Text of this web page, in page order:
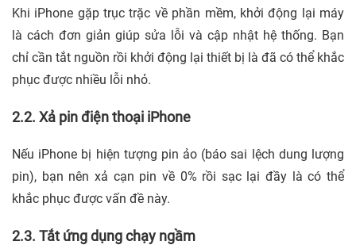
Khi iPhone gặp trục trặc về phần mềm, khởi động lại máy
là cách đơn giản giúp sửa lỗi và cập nhật hệ thống. Bạn
chỉ cần tắt nguồn rồi khởi động lại thiết bị là đã có thể khắc
phục được nhiều lỗi nhỏ.
2.2. Xả pin điện thoại iPhone
Nếu iPhone bị hiện tượng pin ảo (báo sai lệch dung lượng
pin), bạn nên xả cạn pin về 0% rồi sạc lại đầy là có thể
khắc phục được vấn đề này.
2.3. Tắt ứng dụng chạy ngầm